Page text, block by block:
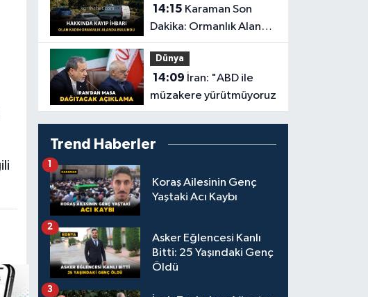
14:15
Dakika: Ormanlık Alanda
Cansız Bedenine
Ulaşıldı
Dünya
14:09
müzakere yürütmüyoruz
Trend Haberler
Koraş Ailesinin Genç
Yaştaki Acı Kaybı
1
Asker Eğlencesi Kanlı
Bitti: 25 Yaşındaki Genç
Öldü
2
3